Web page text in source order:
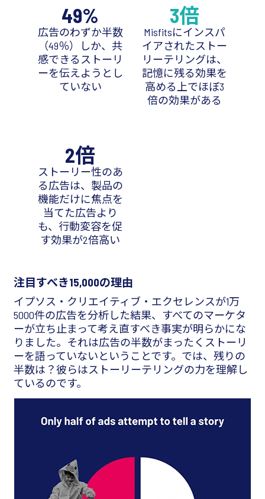
49%
広告のわずか半数
（49％）しか、共
感できるストーリ
ーを伝えようとし
ていない
3倍
Misfitsにインスパ
イアされたストー
リーテリングは、
記憶に残る効果を
高める上でほぼ3
倍の効果がある
2倍
ストーリー性のあ
る広告は、製品の
機能だけに焦点を
当てた広告より
も、行動変容を促
す効果が2倍高い
注目すべき15,000の理由
イプソス・クリエイティブ・エクセレンスが1万
5000件の広告を分析した結果、すべてのマーケタ
ーが立ち止まって考え直すべき事実が明らかにな
りました。それは広告の半数がまったくストーリ
ーを語っていないということです。では、残りの
半数は？彼らはストーリーテリングの力を理解し
ているのです。